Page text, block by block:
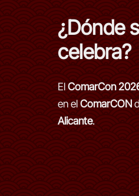
¿Dónde
celebra?
ElComarCon
en elComarCON
Alicante.